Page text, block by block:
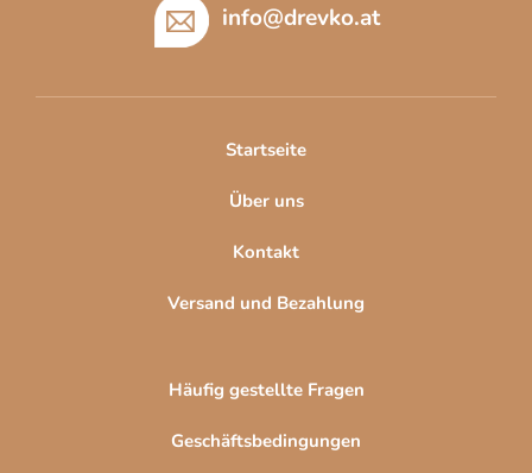
info@drevko.at
Startseite
Über uns
Kontakt
Versand und Bezahlung
Häufig gestellte Fragen
Geschäftsbedingungen